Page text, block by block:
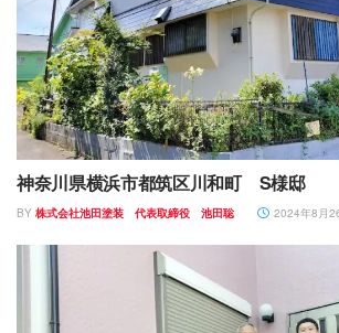
神奈川県横浜市都筑区川和町 S様邸
BY 株式会社池田塗装 代表取締役 池田聡 2024年8月